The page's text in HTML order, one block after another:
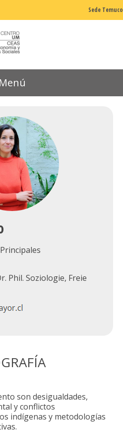
Sede Temuco
Menú
Phil. Soziologie, Freie
son desigualdades,
y conflictos
indígenas y metodologías